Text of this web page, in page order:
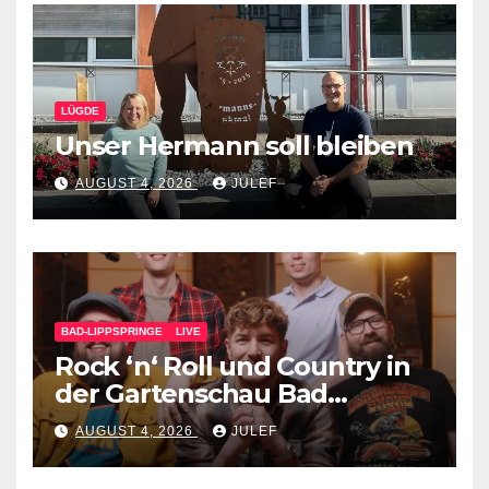
LÜGDE
Unser Hermann soll bleiben
AUGUST 4, 2026 JULEF
BAD-LIPPSPRINGE LIVE
Rock ‘n‘ Roll und Country in
der Gartenschau Bad
Lippspringe
AUGUST 4, 2026 JULEF